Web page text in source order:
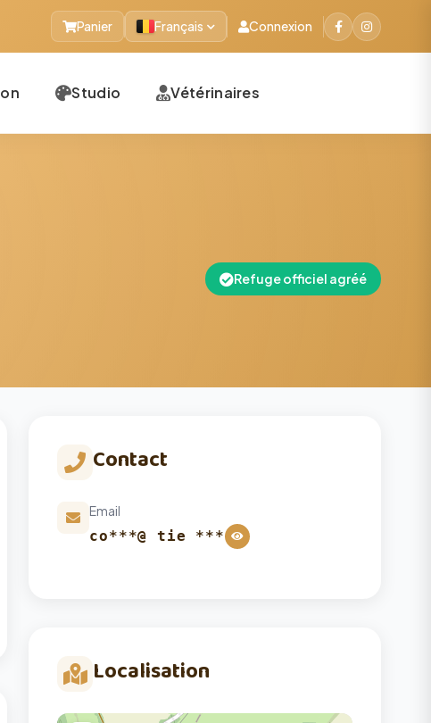
Panier Français Connexion
Studio Vétérinaires
Refuge officiel agréé
Contact
Email
co***@ tie ***
Localisation